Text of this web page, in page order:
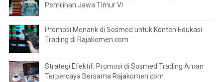
Pemilihan Jawa Timur VI
Promosi Menarik di Sosmed untuk Konten Edukasi
Trading di Rajakomen.com
Strategi Efektif: Promosi di Sosmed Trading Aman
Terpercaya Bersama Rajakomen.com